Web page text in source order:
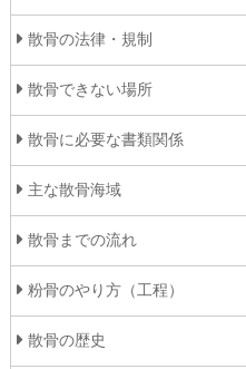
散骨の法律・規制
散骨できない場所
散骨に必要な書類関係
主な散骨海域
散骨までの流れ
粉骨のやり方（工程）
散骨の歴史